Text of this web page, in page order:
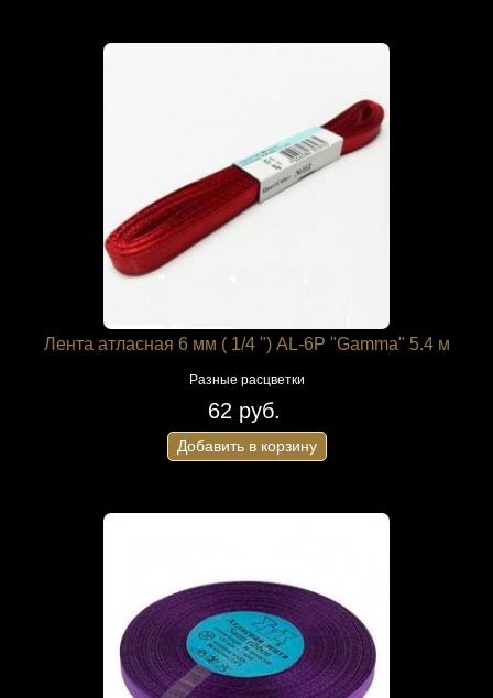
Лента атласная 6 мм ( 1/4 ") AL-6P "Gamma" 5.4 м
Разные расцветки
62 руб.
Добавить в корзину